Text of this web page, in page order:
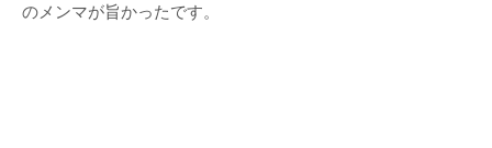
のメンマが旨かったです。